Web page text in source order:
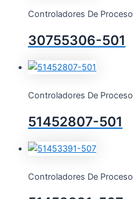
Controladores De Proceso
30755306-501
Controladores De Proceso
51452807-501
Controladores De Proceso